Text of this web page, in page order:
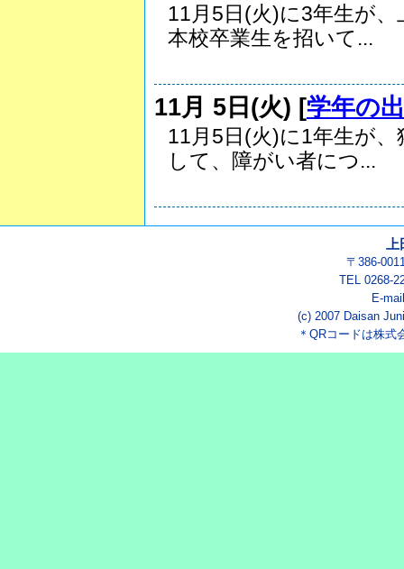
11月5日(火)に3年生が
本校卒業生を招いて...
11月 5日(火) [学年の
11月5日(火)に1年生が
して、障がい者につ...
〒386-
TEL 0268-
E-
(c) 2007 Daisan
＊QRコードは株式